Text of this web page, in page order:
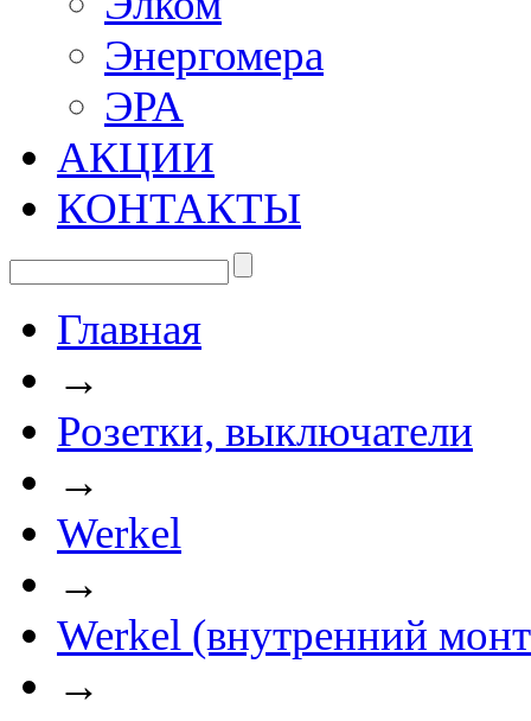
Энергомера
ЭРА
АКЦИИ
КОНТАКТЫ
Главная
→
Розетки, выключатели
→
Werkel
→
Werkel (внутренний
→